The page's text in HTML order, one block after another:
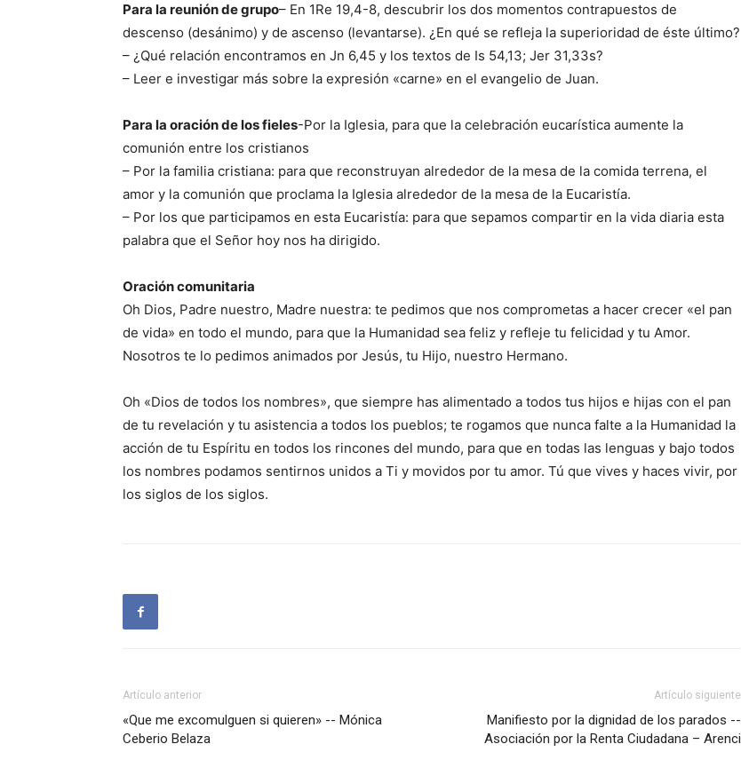
Para la reunión de grupo– En 1Re 19,4-8, descubrir los dos momentos contrapuestos de
descenso (desánimo) y de ascenso (levantarse). ¿En qué se refleja la superioridad de éste último?
– ¿Qué relación encontramos en Jn 6,45 y los textos de Is 54,13; Jer 31,33s?
– Leer e investigar más sobre la expresión «carne» en el evangelio de Juan.
Para la oración de los fieles-Por la Iglesia, para que la celebración eucarística aumente la
comunión entre los cristianos
– Por la familia cristiana: para que reconstruyan alrededor de la mesa de la comida terrena, el
amor y la comunión que proclama la Iglesia alrededor de la mesa de la Eucaristía.
– Por los que participamos en esta Eucaristía: para que sepamos compartir en la vida diaria esta
palabra que el Señor hoy nos ha dirigido.
Oración comunitaria
Oh Dios, Padre nuestro, Madre nuestra: te pedimos que nos comprometas a hacer crecer «el pan
de vida» en todo el mundo, para que la Humanidad sea feliz y refleje tu felicidad y tu Amor.
Nosotros te lo pedimos animados por Jesús, tu Hijo, nuestro Hermano.
Oh «Dios de todos los nombres», que siempre has alimentado a todos tus hijos e hijas con el pan
de tu revelación y tu asistencia a todos los pueblos; te rogamos que nunca falte a la Humanidad la
acción de tu Espíritu en todos los rincones del mundo, para que en todas las lenguas y bajo todos
los nombres podamos sentirnos unidos a Ti y movidos por tu amor. Tú que vives y haces vivir, por
los siglos de los siglos.
Artículo anterior
«Que me excomulguen si quieren» -- Mónica
Ceberio Belaza
Artículo siguiente
Manifiesto por la dignidad de los parados --
Asociación por la Renta Ciudadana – Arenci